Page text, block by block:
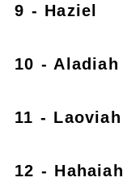
9 - Haziel
10 - Aladiah
11 - Laoviah
12 - Hahaiah